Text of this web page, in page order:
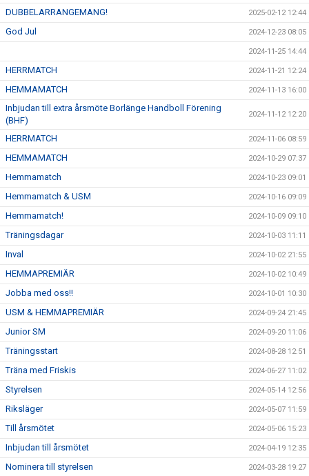
DUBBELARRANGEMANG! 2025-02-12 12:44
God Jul 2024-12-23 08:05
2024-11-25 14:44
HERRMATCH 2024-11-21 12:24
HEMMAMATCH 2024-11-13 16:00
Inbjudan till extra årsmöte Borlänge Handboll Förening
(BHF)
2024-11-12 12:20
HERRMATCH 2024-11-06 08:59
HEMMAMATCH 2024-10-29 07:37
Hemmamatch 2024-10-23 09:01
Hemmamatch & USM 2024-10-16 09:09
Hemmamatch! 2024-10-09 09:10
Träningsdagar 2024-10-03 11:11
Inval 2024-10-02 21:55
HEMMAPREMIÄR 2024-10-02 10:49
Jobba med oss!! 2024-10-01 10:30
USM & HEMMAPREMIÄR 2024-09-24 21:45
Junior SM 2024-09-20 11:06
Träningsstart 2024-08-28 12:51
Träna med Friskis 2024-06-27 11:02
Styrelsen 2024-05-14 12:56
Riksläger 2024-05-07 11:59
Till årsmötet 2024-05-06 15:23
Inbjudan till årsmötet 2024-04-19 12:35
Nominera till styrelsen 2024-03-28 19:27